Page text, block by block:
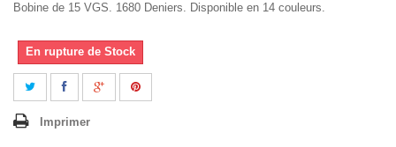
Bobine de 15 VGS. 1680 Deniers. Disponible en 14 couleurs.
En rupture de Stock
Imprimer